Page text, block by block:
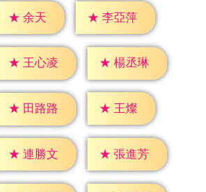
★ 余天 ★ 李亞萍
★ 王心凌 ★ 楊丞琳
★ 田路路 ★ 王燦
★ 連勝文 ★ 張進芳